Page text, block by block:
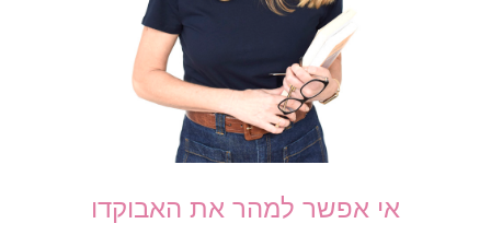
אי אפשר למהר את האבוקדו